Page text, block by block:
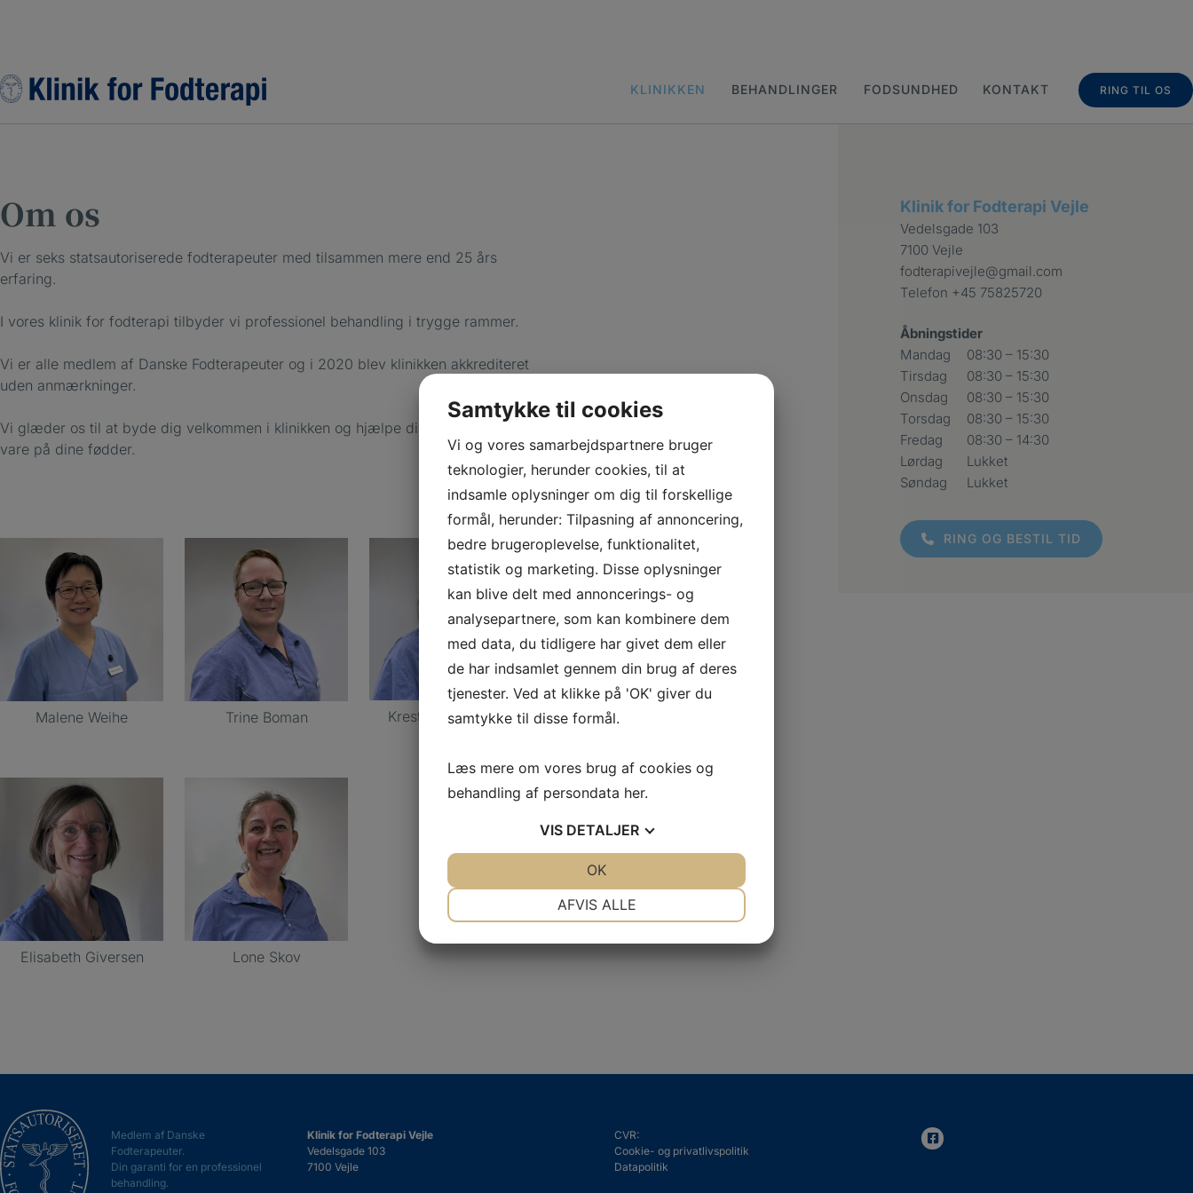
KLINIKKEN BEHANDLINGER FODSUNDHED KONTAKT RING TIL OS
Om os
Vi er seks statsautoriserede fodterapeuter med tilsammen mere end 25 års
erfaring.
I vores klinik for fodterapi tilbyder vi professionel behandling i trygge rammer.
Vi er alle medlem af Danske Fodterapeuter og i 2020 blev klinikken akkrediteret
uden anmærkninger.
Vi glæder os til at byde dig velkommen i klinikken og hjælpe dig med at tage
vare på dine fødder.
Malene Weihe Trine Boman Krestine Kristensen
Elisabeth Giversen Lone Skov
Klinik for Fodterapi Vejle
Vedelsgade 103
7100 Vejle
fodterapivejle@gmail.com
Telefon +45 75825720
Åbningstider
Mandag
08:30 – 15:30
Tirsdag
08:30 – 15:30
Onsdag
08:30 – 15:30
Torsdag
08:30 – 15:30
Fredag
08:30 – 14:30
Lørdag
Lukket
Søndag
Lukket
RING OG BESTIL TID
Medlem af Danske
Fodterapeuter.
Din garanti for en professionel
behandling.
Klinik for Fodterapi Vejle
Vedelsgade 103
7100 Vejle
CVR:
Cookie- og privatlivspolitik
Datapolitik
Samtykke til cookies
Vi og vores samarbejdspartnere bruger
teknologier, herunder cookies, til at
indsamle oplysninger om dig til forskellige
formål, herunder: Tilpasning af annoncering,
bedre brugeroplevelse, funktionalitet,
statistik og marketing. Disse oplysninger
kan blive delt med annoncerings- og
analysepartnere, som kan kombinere dem
med data, du tidligere har givet dem eller
de har indsamlet gennem din brug af deres
tjenester. Ved at klikke på 'OK' giver du
samtykke til disse formål.
Læs mere om vores brug af cookies og
behandling af persondata her.
VIS DETALJER
AFVIS ALLE
OK